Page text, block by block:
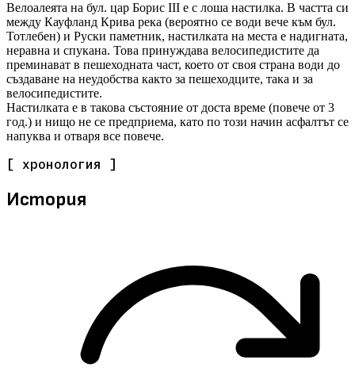
Велоалеята на бул. цар Борис III е с лоша настилка. В частта си
между Кауфланд Крива река (вероятно се води вече към бул.
Тотлебен) и Руски паметник, настилката на места е надигната,
неравна и спукана. Това принуждава велосипедистите да
преминават в пешеходната част, което от своя страна води до
създаване на неудобства както за пешеходците, така и за
велосипедистите.
Настилката е в такова състояние от доста време (повече от 3
год.) и нищо не се предприема, като по този начин асфалтът се
напуква и отваря все повече.
[ хронология ]
История